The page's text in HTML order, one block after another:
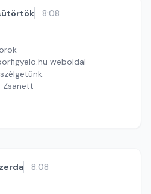
8:08
weboldal
Zsanett
8:08